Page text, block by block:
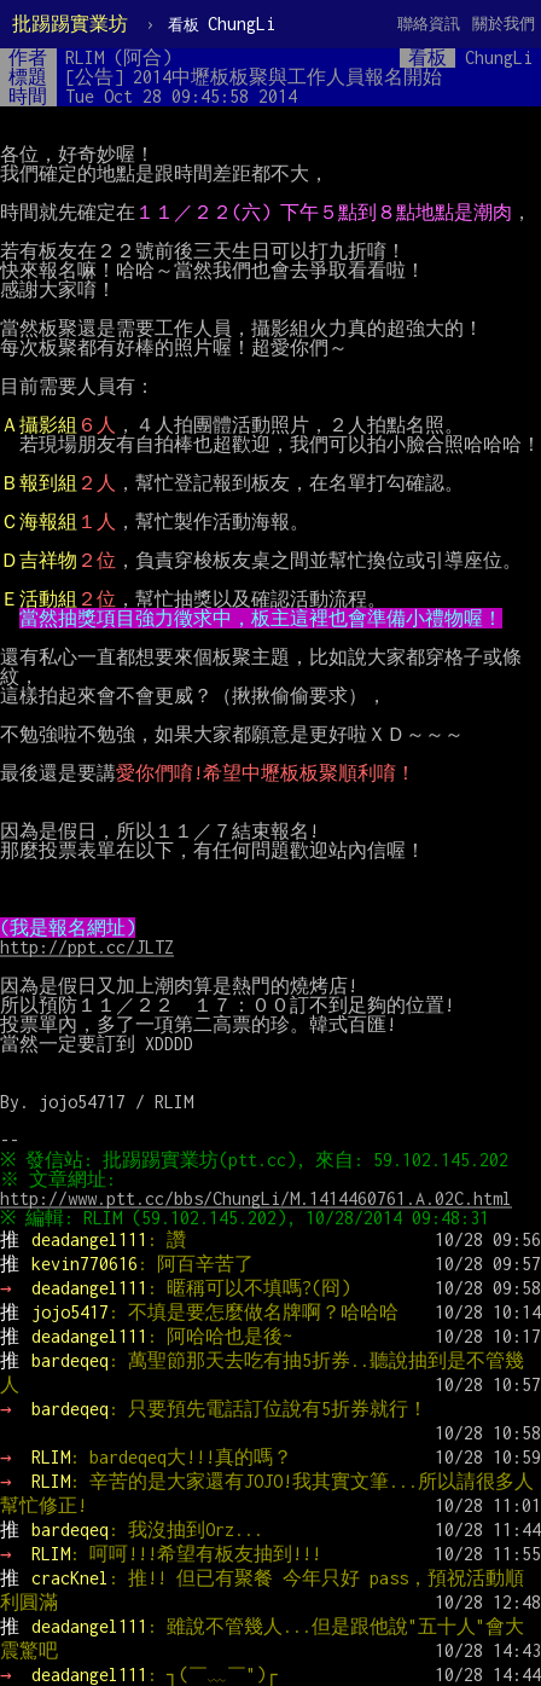
批踢踢實業坊 › 看板 ChungLi 關於我們
聯絡資訊
作者 RLIM (阿合) 看板
ChungLi
標題
[公告] 2014中壢板板聚與工作人員報名開始
時間
Tue Oct 28 09:45:58 2014
各位，好奇妙喔！
我們確定的地點是跟時間差距都不大，
時間就先確定在 １１／２２(六) 下午５點到８點地點是潮肉 ，
若有板友在２２號前後三天生日可以打九折唷！
快來報名嘛！哈哈～當然我們也會去爭取看看啦！
感謝大家唷！
當然板聚還是需要工作人員，攝影組火力真的超強大的！
每次板聚都有好棒的照片喔！超愛你們～
目前需要人員有：
Ａ攝影組 ６人
，４人拍團體活動照片，２人拍點名照。
Ｂ報到組 ２人
，幫忙登記報到板友，在名單打勾確認。
Ｃ海報組 １人
，幫忙製作活動海報。
Ｄ吉祥物 ２位 ，負責穿梭板友桌之間並幫忙換位或引導座位。
Ｅ活動組 ２位 ，幫忙抽獎以及確認活動流程。
當然抽獎項目強力徵求中，板主這裡也會準備小禮物喔！
還有私心一直都想要來個板聚主題，比如說大家都穿格子或條
紋，
這樣拍起來會不會更威？（揪揪偷偷要求），
不勉強啦不勉強，如果大家都願意是更好啦ＸＤ～～～
最後還是要講愛你們唷!希望中壢板板聚順利唷！
因為是假日，所以１１／７結束報名!
那麼投票表單在以下，有任何問題歡迎站內信喔！
(我是報名網址)
http://ppt.cc/JLTZ
因為是假日又加上潮肉算是熱門的燒烤店!
所以預防１１／２２　１７：００訂不到足夠的位置!
投票單內，多了一項第二高票的珍。韓式百匯!
當然一定要訂到 XDDDD
By. jojo54717 / RLIM
http://www.ptt.cc/bbs/ChungLi/M.1414460761.A.02C.html
推
deadangel111 : 讚
推
kevin770616 : 阿百辛苦了
→
deadangel111 : 暱稱可以不填嗎?(冏)
推
jojo5417 : 不填是要怎麼做名牌啊？哈哈哈
推
deadangel111 : 阿哈哈也是後~
推
bardeqeq : 萬聖節那天去吃有抽5折券..聽說抽到是不管幾
人
→
bardeqeq : 只要預先電話訂位說有5折券就行！
→ RLIM: bardeqeq大!!!真的嗎？
→
RLIM: 辛苦的是大家還有JOJO!我其實文筆...所以請很多人
幫忙修正!
推
bardeqeq : 我沒抽到Orz...
→
RLIM: 呵呵!!!希望有板友抽到!!!
推
cracKnel : 推!! 但已有聚餐 今年只好 pass，預祝活動順
利圓滿
推
deadangel111 : 雖說不管幾人...但是跟他說"五十人"會大
震驚吧
→
deadangel111 : ┐(￣﹏￣")┌